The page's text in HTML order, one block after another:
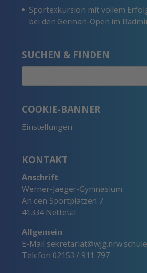
Sportexkursion mit vollem
bei den German-Open im
SUCHEN & FINDEN
COOKIE-BANNER
Einstellungen
KONTAKT
Anschrift
Werner-Jaeger-Gymnasium
An den Sportplätzen 7
41334 Nettetal
Allgemein
E-Mail sekretariat@wjg.nrw.schule
Telefon 02153 / 911 797